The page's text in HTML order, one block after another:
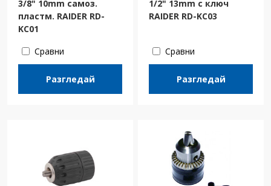
3/8" 10mm самоз.
пластм. RAIDER RD-
KC01
Сравни
Разгледай
1/2" 13mm с ключ
RAIDER RD-KC03
Сравни
Разгледай